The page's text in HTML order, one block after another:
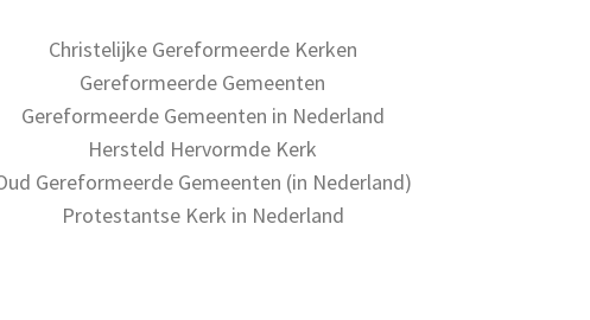
Christelijke Gereformeerde Kerken
Gereformeerde Gemeenten
Gereformeerde Gemeenten in Nederland
Hersteld Hervormde Kerk
Gereformeerde Gemeenten (in Nederland)
Protestantse Kerk in Nederland